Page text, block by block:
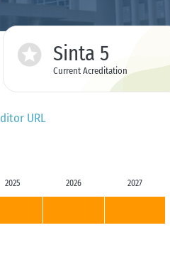
Sinta 5
Current Acreditation
URL
2025 2026 2027